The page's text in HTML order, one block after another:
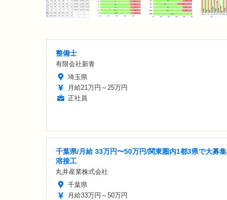
整備士
有限会社新青
埼玉県
月給21万円～25万円
正社員
千葉県/月給 33万円〜50万円/関東圏内1都3県で大募集
溶接工
丸井産業株式会社
千葉県
月給33万円～50万円